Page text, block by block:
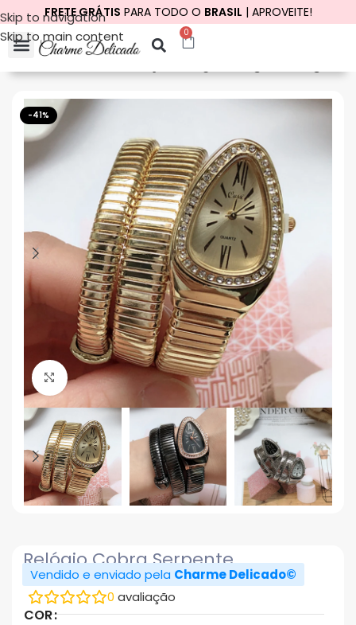
Skip to navigation
Skip to main content
FRETE GRÁTIS PARA TODO O BRASIL | APROVEITE!
0
-41%
Click to enlarge
Relógio Cobra Serpente
Vendido e enviado pela Charme Delicado©
0 avaliação
COR